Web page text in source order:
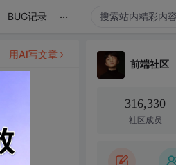
BUG记录 ...
用AI写文章
前端社区
316,330
社区成员